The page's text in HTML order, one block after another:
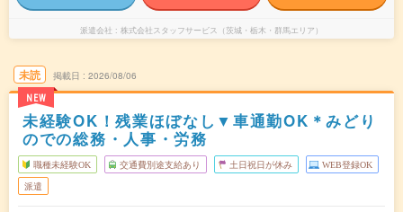
派遣会社 株式会社スタッフサービス（茨城・栃木・群馬エリア）
未読
NEW
掲載日 2026/08/06
未経験OK！残業ほぼなし▼車通勤OK＊みどり
のでの総務・人事・労務
職種未経験OK 交通費別途支給あり 土日祝日が休み WEB登録OK
派遣